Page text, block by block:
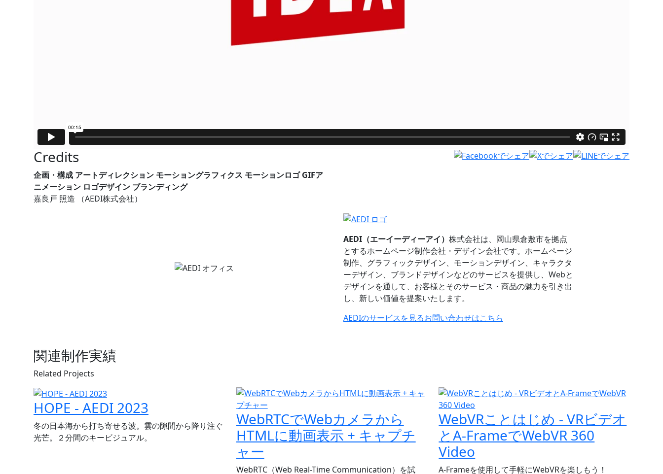
Credits
企画・構成 アートディレクション モーショングラフィクス モーションロゴ GIFア
ニメーション ロゴデザイン ブランディング
嘉良戸 照造 （AEDI株式会社）
AEDI（エーイーディーアイ） 株式会社は、岡山県倉敷市を拠点
とするホームページ制作会社・デザイン会社です。ホームページ
制作、グラフィックデザイン、モーションデザイン、キャラクタ
ーデザイン、ブランドデザインなどのサービスを提供し、Webと
デザインを通して、お客様とそのサービス・商品の魅力を引き出
し、新しい価値を提案いたします。
AEDIのサービスを見るお問い合わせはこちら
関連制作実績
Related Projects
HOPE - AEDI 2023
冬の日本海から打ち寄せる波。雲の隙間から降り注ぐ
光芒。２分間のキービジュアル。
WebRTCでWebカメラから
HTMLに動画表示 + キャプチ
ャー
WebRTC（Web Real-Time Communication）を試
WebVRことはじめ - VRビデオ
とA-FrameでWebVR 360
Video
A-Frameを使用して手軽にWebVRを楽しもう！